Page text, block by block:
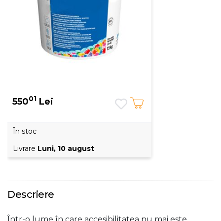
55001 Lei
În stoc
Livrare Luni, 10 august
Descriere